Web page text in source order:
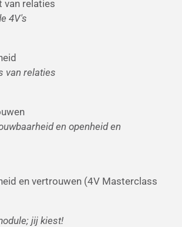
van relaties
4V's
van relaties
en openheid en
en vertrouwen (4V Masterclass
jij kiest!